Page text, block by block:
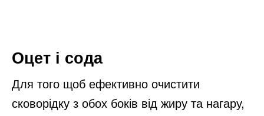
Оцет і сода
Для того щоб ефективно очистити
сковорідку з обох боків від жиру та нагару,